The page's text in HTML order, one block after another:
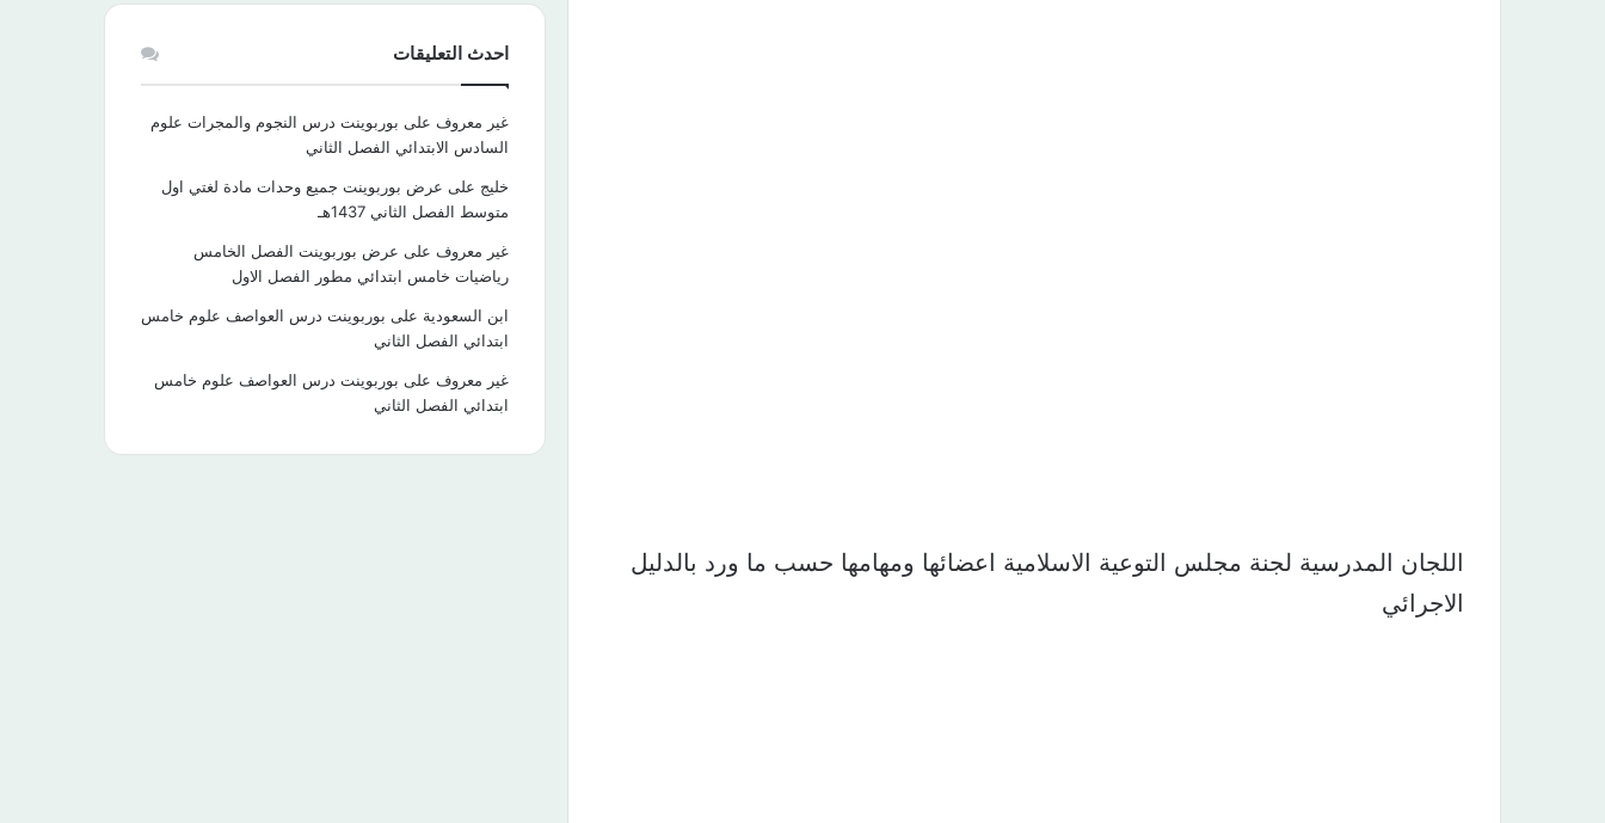
اللجان المدرسية لجنة مجلس التوعية الاسلامية اعضائها ومهامها حسب ما ورد بالدليل
الاجرائي
احدث التعليقات
غير معروف على بوربوينت درس النجوم والمجرات علوم
السادس الابتدائي الفصل الثاني
خليج على عرض بوربوينت جميع وحدات مادة لغتي اول
متوسط الفصل الثاني 1437هـ
غير معروف على عرض بوربوينت الفصل الخامس
رياضيات خامس ابتدائي مطور الفصل الاول
ابن السعودية على بوربوينت درس العواصف علوم خامس
ابتدائي الفصل الثاني
غير معروف على بوربوينت درس العواصف علوم خامس
ابتدائي الفصل الثاني